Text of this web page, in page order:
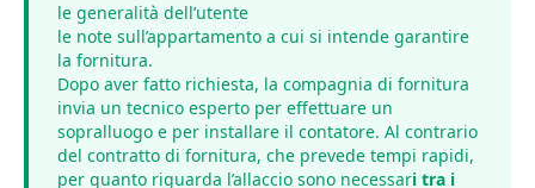
le generalità dell’utente
le note sull’appartamento a cui si intende garantire
la fornitura.
Dopo aver fatto richiesta, la compagnia di fornitura
invia un tecnico esperto per effettuare un
sopralluogo e per installare il contatore. Al contrario
del contratto di fornitura, che prevede tempi rapidi,
per quanto riguarda l’allaccio sono necessari tra i